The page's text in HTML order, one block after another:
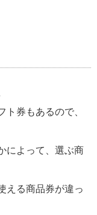
券もあるので、
によって、選ぶ商
える商品券が違っ